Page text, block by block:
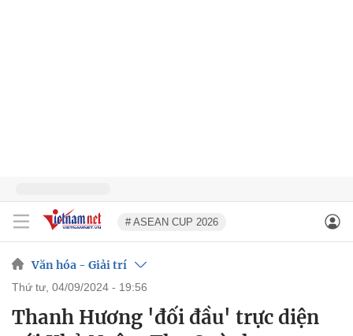
# ASEAN CUP 2026
Văn hóa - Giải trí
thứ tư, 04/09/2024 - 19:56
Thanh Hương 'đối đầu' trực diện